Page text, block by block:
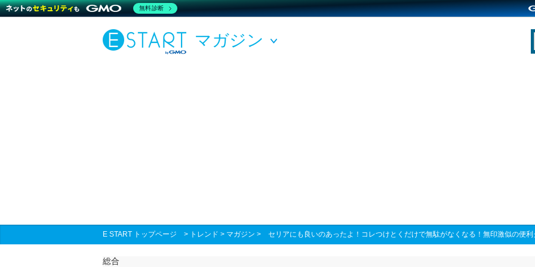
マガジン
E START トップページ > トレンド > マガジン > セリアにも良いのあったよ！コレつけとくだけで無駄がなくなる！無印激似の便利
総合
無料診断